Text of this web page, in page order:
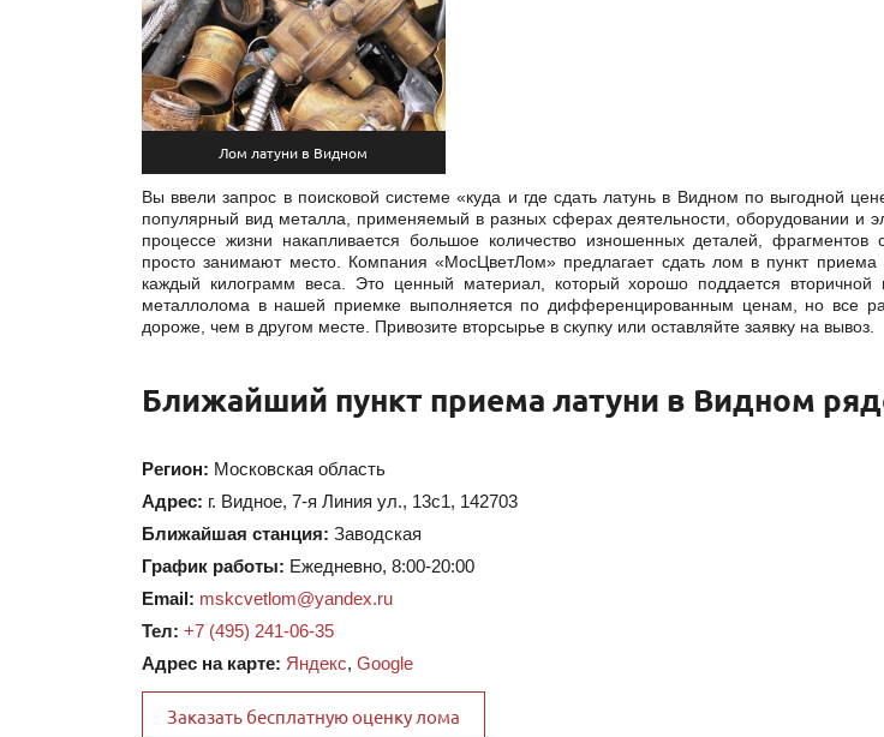
Лом латуни в Видном
Вы ввели запрос в поисковой системе «куда и где сдать латунь в Видном по выгодной
популярный вид металла, применяемый в разных сферах деятельности, оборудовании и
процессе жизни накапливается большое количество изношенных деталей, фрагментов
просто занимают место. Компания «МосЦветЛом» предлагает сдать лом в пункт приема
каждый килограмм веса. Это ценный материал, который хорошо поддается вторичной
металлолома в нашей приемке выполняется по дифференцированным ценам, но все
дороже, чем в другом месте. Привозите вторсырье в скупку или оставляйте заявку на вывоз.
Ближайший пункт приема латуни в Видном
Регион: Московская область
Адрес: г. Видное, 7-я Линия ул., 13с1, 142703
Ближайшая станция: Заводская
График работы: Ежедневно, 8:00-20:00
Email: mskcvetlom@yandex.ru
Тел: +7 (495) 241-06-35
Адрес на карте: Яндекс, Google
Заказать бесплатную оценку лома